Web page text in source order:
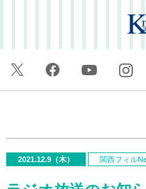
2021.12.9（木） 関西フィル